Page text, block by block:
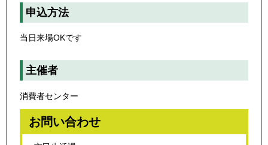
申込方法
当日来場OKです
主催者
消費者センター
お問い合わせ